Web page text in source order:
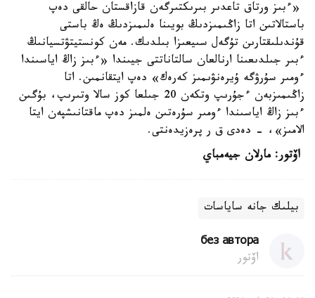
«ءبىز ورتاق تاعدىر بىرىكتىرگەن قازاقستان حالقى دەپ
باستالاتىن اتا زاڭىمىزدىڭ بويىنا ەلىمىزدىڭ ەڭ باستى
قۇندىلىقتارىن تۇگەل سىيعىزا بىلدىك. مەن كونستيتۋتسيانىڭ
ءبىر جىلدىعىنا ارنالعان سالتاناتتى جيىندا «ءبىز زاڭ اياسىندا
ءومىر سۇرۋگە ۇيرەنۋىمىز كەرەك» دەپ ايتقانمىن. اتا
زاڭىمىزبەن ءجۇرىپ وتكەن 20 جىلعا كوز سالا وتىرىپ، بۇگىن
ءبىز زاڭ اياسىندا ءومىر سۇرەتىن ەلمىز دەپ ماقتانىشپەن ايتا
الامىز»، - دەدى ق ر پرەزيدەنتى.
اۆتور: مارلان جيەمباي
بيلىك جانە ساياسات
без автора
اۆتور